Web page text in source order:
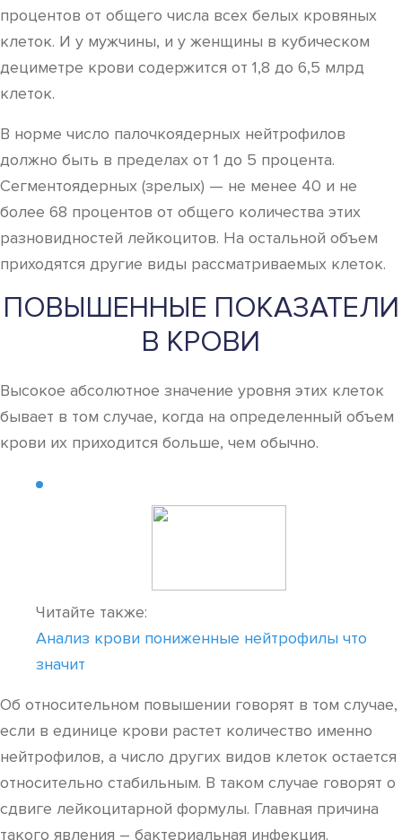
процентов от общего числа всех белых кровяных
клеток. И у мужчины, и у женщины в кубическом
дециметре крови содержится от 1,8 до 6,5 млрд
клеток.
В норме число палочкоядерных нейтрофилов
должно быть в пределах от 1 до 5 процента.
Сегментоядерных (зрелых) — не менее 40 и не
более 68 процентов от общего количества этих
разновидностей лейкоцитов. На остальной объем
приходятся другие виды рассматриваемых клеток.
ПОВЫШЕННЫЕ ПОКАЗАТЕЛИ
В КРОВИ
Высокое абсолютное значение уровня этих клеток
бывает в том случае, когда на определенный объем
крови их приходится больше, чем обычно.
Читайте также:
Анализ крови пониженные нейтрофилы что
значит
Об относительном повышении говорят в том случае,
если в единице крови растет количество именно
нейтрофилов, а число других видов клеток остается
относительно стабильным. В таком случае говорят о
сдвиге лейкоцитарной формулы. Главная причина
такого явления – бактериальная инфекция.